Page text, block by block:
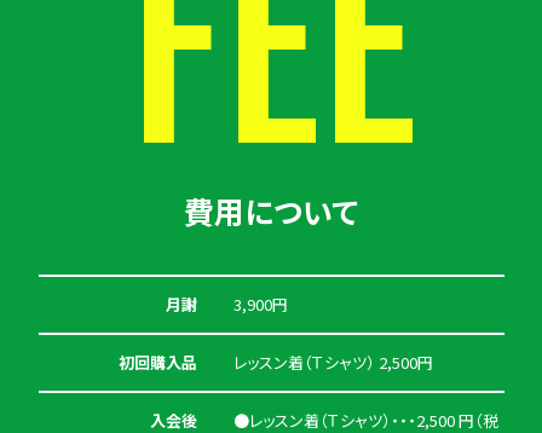
費用について
月謝 3,900円
初回購入品 レッスン着（Ｔシャツ） 2,500円
入会後
●レッスン着（Ｔシャツ）・・・2,500 円（税